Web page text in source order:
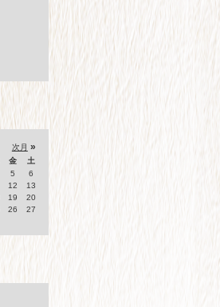
次月 »
金
土
5
6
12
13
19
20
26
27